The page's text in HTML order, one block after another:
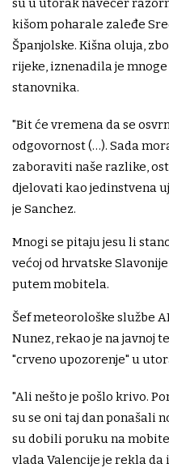
su u utorak navečer
kišom poharale zaleđe
Španjolske. Kišna oluja,
rijeke, iznenadila je
stanovnika.
"Bit će vremena da se
odgovornost (…). Sada
zaboraviti naše razlike,
djelovati kao jedinstvena
je Sanchez.
Mnogi se pitaju jesu li
većoj od hrvatske
putem mobitela.
Šef meteorološke službe
Nunez, rekao je na javnoj
"crveno upozorenje" u
"Ali nešto je pošlo krivo.
su se oni taj dan ponašali
su dobili poruku na
vlada Valencije je rekla da